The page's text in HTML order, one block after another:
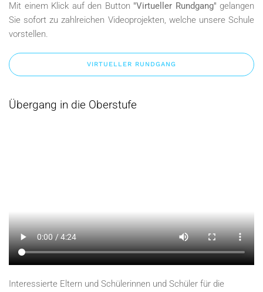
Mit einem Klick auf den Button "Virtueller Rundgang" gelangen
Sie sofort zu zahlreichen Videoprojekten, welche unsere Schule
vorstellen.
VIRTUELLER RUNDGANG
Übergang in die Oberstufe
Interessierte Eltern und Schülerinnen und Schüler für die